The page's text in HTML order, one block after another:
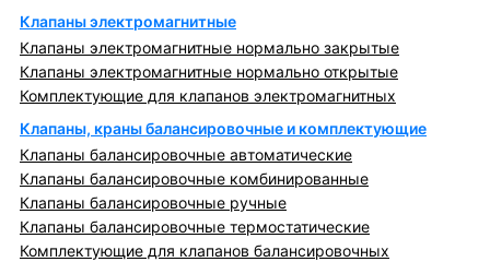
Клапаны электромагнитные
Клапаны электромагнитные нормально закрытые
Клапаны электромагнитные нормально открытые
Комплектующие для клапанов электромагнитных
Клапаны, краны балансировочные и комплектующие
Клапаны балансировочные автоматические
Клапаны балансировочные комбинированные
Клапаны балансировочные ручные
Клапаны балансировочные термостатические
Комплектующие для клапанов балансировочных